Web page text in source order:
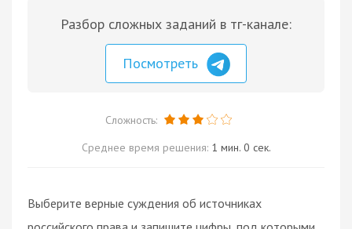
Разбор сложных заданий в тг-канале:
Посмотреть
Сложность:
Среднее время решения: 1 мин. 0 сек.
Выберите верные суждения об источниках